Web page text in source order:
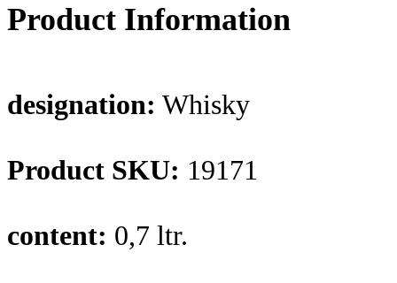
Product Information
designation: Whisky
Product SKU: 19171
content: 0,7 ltr.